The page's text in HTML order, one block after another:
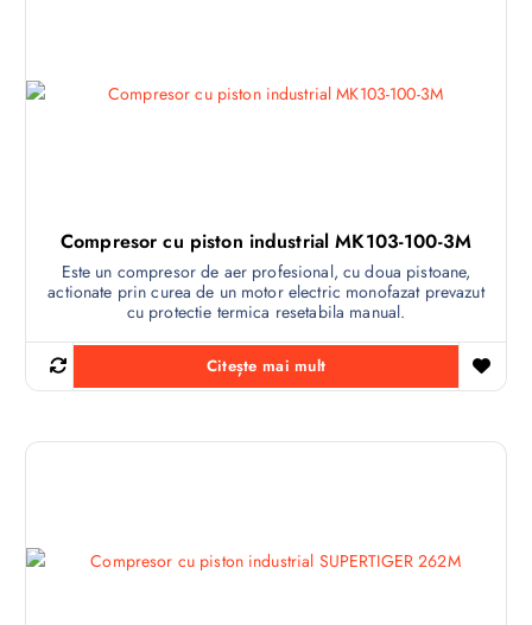
Compresor cu piston industrial MK103-100-3M
Este un compresor de aer profesional, cu doua pistoane,
actionate prin curea de un motor electric monofazat prevazut
cu protectie termica resetabila manual.
Citește mai mult